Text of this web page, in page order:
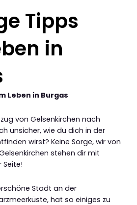
Tipps
in
Leben in Burgas
von Gelsenkirchen nach
unsicher, wie du dich in der
wirst? Keine Sorge, wir von
stehen dir mit
Seite!
Stadt an der
hat so einiges zu